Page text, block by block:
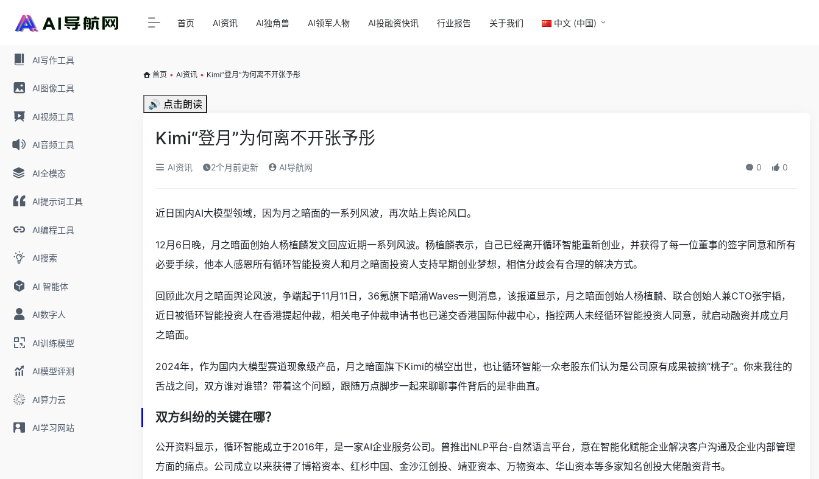
AI写作工具
AI图像工具
AI视频工具
AI音频工具
AI全模态
AI提示词工具
AI编程工具
AI搜索
AI 智能体
AI数字人
AI训练模型
AI模型评测
AI算力云
AI学习网站
首页 AI资讯 AI独角兽 AI领军人物 AI投融资快讯 行业报告 关于我们 中文 (中国)
首页 • AI资讯 • Kimi“登月”为何离不开张予彤
🔊 点击朗读
Kimi“登月”为何离不开张予彤
AI资讯 2个月前更新 AI导航网 0 0
近日国内AI大模型领域，因为月之暗面的一系列风波，再次站上舆论风口。
12月6日晚，月之暗面创始人杨植麟发文回应近期一系列风波。杨植麟表示，自己已经离开循环智能重新创业，并获得了每一位董事的签字同意和所有
必要手续，他本人感恩所有循环智能投资人和月之暗面投资人支持早期创业梦想，相信分歧会有合理的解决方式。
回顾此次月之暗面舆论风波，争端起于11月11日，36氪旗下暗涌Waves一则消息，该报道显示，月之暗面创始人杨植麟、联合创始人兼CTO张宇韬，
近日被循环智能投资人在香港提起仲裁，相关电子仲裁申请书也已递交香港国际仲裁中心，指控两人未经循环智能投资人同意，就启动融资并成立月
之暗面。
2024年，作为国内大模型赛道现象级产品，月之暗面旗下Kimi的横空出世，也让循环智能一众老股东们认为是公司原有成果被摘“桃子”。你来我往的
舌战之间，双方谁对谁错？带着这个问题，跟随万点脚步一起来聊聊事件背后的是非曲直。
双方纠纷的关键在哪？
公开资料显示，循环智能成立于2016年，是一家AI企业服务公司。曾推出NLP平台-自然语言平台，意在智能化赋能企业解决客户沟通及企业内部管理
方面的痛点。公司成立以来获得了博裕资本、红杉中国、金沙江创投、靖亚资本、万物资本、华山资本等多家知名创投大佬融资背书。